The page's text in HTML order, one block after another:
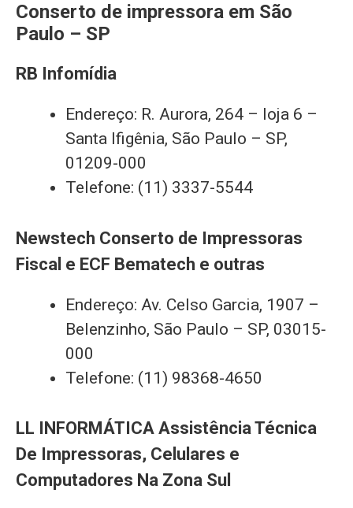
Conserto de impressora em São
Paulo – SP
RB Infomídia
Endereço: R. Aurora, 264 – loja 6 –
Santa Ifigênia, São Paulo – SP,
01209-000
Telefone: (11) 3337-5544
Newstech Conserto de Impressoras
Fiscal e ECF Bematech e outras
Endereço: Av. Celso Garcia, 1907 –
Belenzinho, São Paulo – SP, 03015-
000
Telefone: (11) 98368-4650
LL INFORMÁTICA Assistência Técnica
De Impressoras, Celulares e
Computadores Na Zona Sul